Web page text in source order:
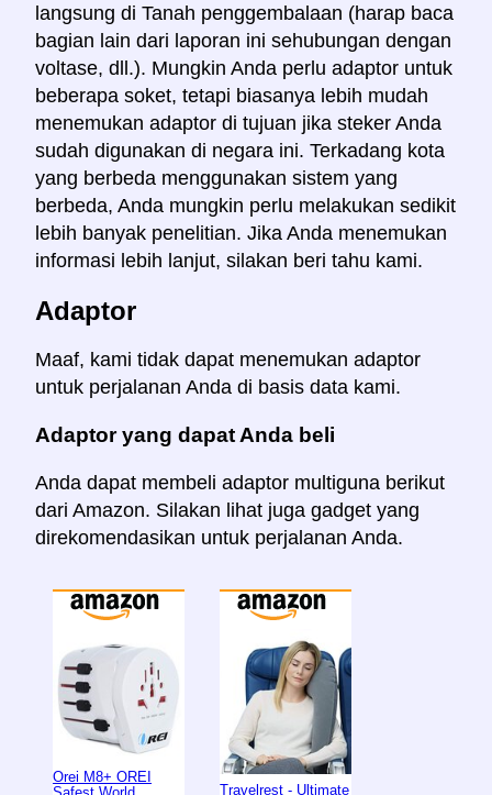
langsung di Tanah penggembalaan (harap baca
bagian lain dari laporan ini sehubungan dengan
voltase, dll.). Mungkin Anda perlu adaptor untuk
beberapa soket, tetapi biasanya lebih mudah
menemukan adaptor di tujuan jika steker Anda
sudah digunakan di negara ini. Terkadang kota
yang berbeda menggunakan sistem yang
berbeda, Anda mungkin perlu melakukan sedikit
lebih banyak penelitian. Jika Anda menemukan
informasi lebih lanjut, silakan beri tahu kami.
Adaptor
Maaf, kami tidak dapat menemukan adaptor
untuk perjalanan Anda di basis data kami.
Adaptor yang dapat Anda beli
Anda dapat membeli adaptor multiguna berikut
dari Amazon. Silakan lihat juga gadget yang
direkomendasikan untuk perjalanan Anda.
Orei M8+ OREI
Travelrest - Ultimate